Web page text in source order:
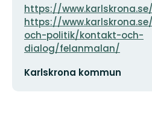
Adresse
https://www.karlskrona.se/
https://
och-politik/kontakt-och-
dialog/felanmalan/
Mail-
Karlskrona kommun